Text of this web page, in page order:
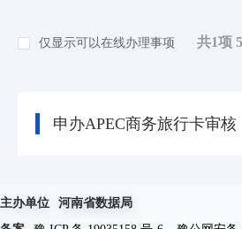
仅显示可以在线办理事项 共1项
申办APEC商务旅行卡审核
主办单位
河南省数据局